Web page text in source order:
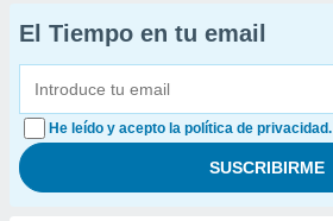
El Tiempo en tu email
He leído y acepto la política de privacidad.